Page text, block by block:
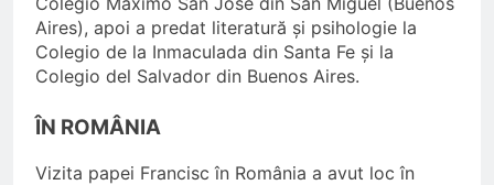
Aires), apoi a predat literatură și psihologie la
Colegio de la Inmaculada din Santa Fe și la
Colegio del Salvador din Buenos Aires.
ÎN ROMÂNIA
Vizita papei Francisc în România a avut loc în